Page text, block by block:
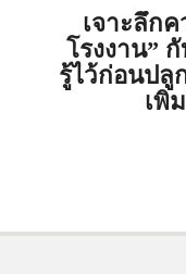
เจาะลึก
โรงงาน”
รู้ไว้ก่อนปลู
เพิ่